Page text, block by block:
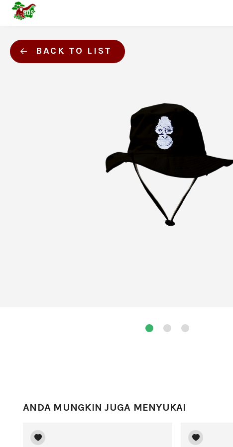
BACK TO LIST
ANDA MUNGKIN JUGA MENYUKAI